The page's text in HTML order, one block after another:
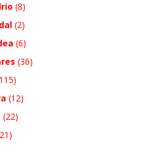
(8)
(2)
(6)
(36)
(12)
(22)